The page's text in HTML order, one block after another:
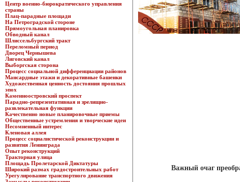
Центр военно-бюрократического управления
страны
Плац-парадные площади
На Петроградской стороне
Прямоугольная планировка
Обводный канал
Шлиссельбургский тракт
Переломный период
Дворец Чернышева
Лиговский канал
Выборгская сторона
Процесс социальной дифференциации районов
Мансардные этажи и декоративные башенки
Художественная ценность достояния прошлых
эпох
Каменноостровский проспект
Парадно-репрезентативная и зрелищно-
развлекательная функции
Качественно новые планировочные приемы
Общественные устремления и творческие идеи
Несомненный интерес
Кленовая аллея
Процесс социалистической реконструкции и
развития Ленинграда
Опыт реконструкций
Тракторная улица
Площадь Пролетарской Диктатуры
Широкий размах градостроительных работ
Урегулирование транспортного движения
Важный очаг